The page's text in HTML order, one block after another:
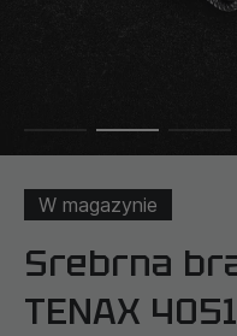
W magazynie
Srebrna
TENAX 4051